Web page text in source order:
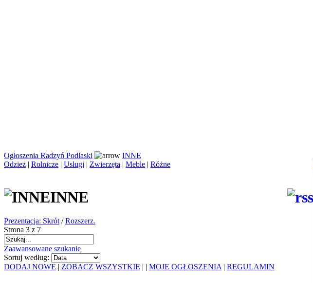
Ogłoszenia Radzyń Podlaski
INNE
Odzież | Rolnicze | Usługi | Zwierzęta | Meble | Różne
INNE
Prezentacja: Skrót /Rozszerz.
Strona 3 z 7
Zaawansowane szukanie
Sortuj według:
DODAJ NOWE | ZOBACZ WSZYSTKIE | | MOJE OGŁOSZENIA | REGULAMIN